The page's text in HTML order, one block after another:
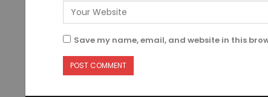
Save my name, email, and website in this